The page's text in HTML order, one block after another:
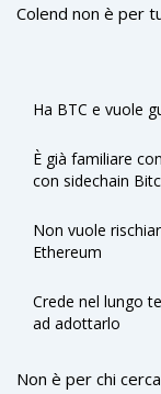
Colend non è per
Ha BTC e vuole
È già familiare
con sidechain
Non vuole
Ethereum
Crede nel lungo
ad adottarlo
Non è per chi